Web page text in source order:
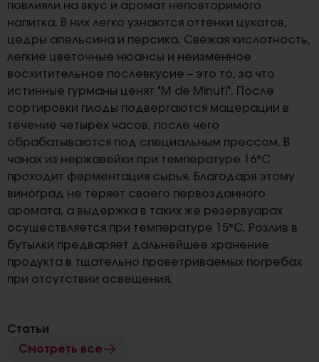
повлияли на вкус и аромат неповторимого
напитка. В них легко узнаются оттенки цукатов,
цедры апельсина и персика. Свежая кислотность,
легкие цветочные нюансы и неизменное
восхитительное послевкусие – это то, за что
истинные гурманы ценят "M de Minuti". После
сортировки плоды подвергаются мацерации в
течение четырех часов, после чего
обрабатываются под специальным прессом. В
чанах из нержавейки при температуре 16°С
проходит ферментация сырья. Благодаря этому
виноград не теряет своего первозданного
аромата, а выдержка в таких же резервуарах
осуществляется при температуре 15°С. Розлив в
бутылки предваряет дальнейшее хранение
продукта в тщательно проветриваемых погребах
при отсутствии освещения.
Статьи
Смотреть все